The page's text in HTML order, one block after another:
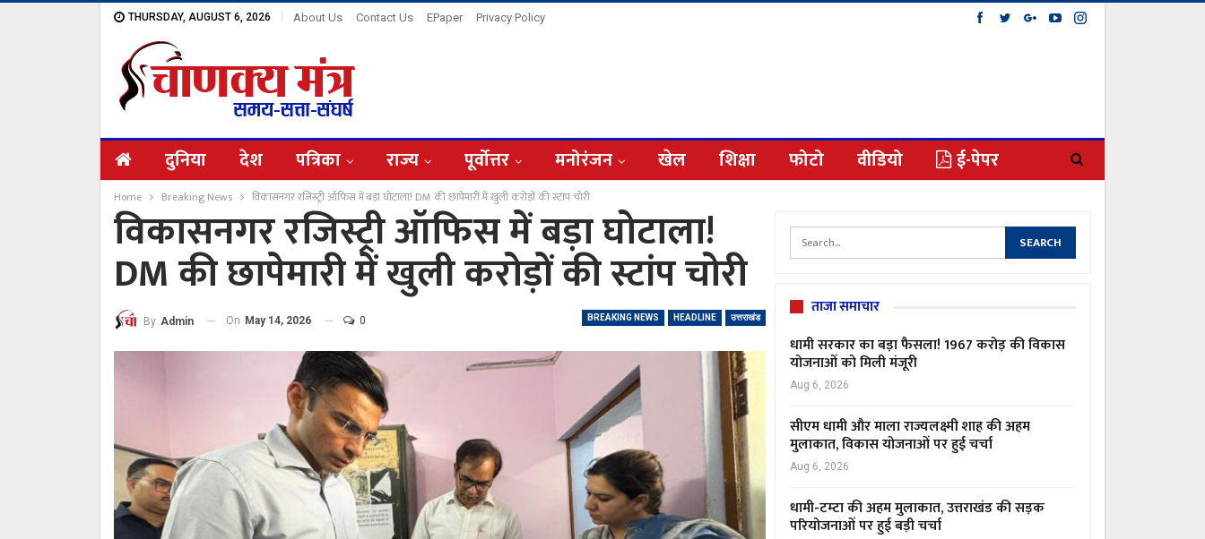
THURSDAY, AUGUST 6, 2026 About Us Contact Us EPaper Privacy Policy
दुनिया देश पत्रिका राज्य पूर्वोत्तर मनोरंजन खेल शिक्षा फोटो वीडियो ई-पेपर
Home Breaking News विकासनगर रजिस्ट्री ऑफिस में बड़ा घोटाला! DM की छापेमारी में खुली करोड़ों की स्टांप चोरी
विकासनगर रजिस्ट्री ऑफिस में बड़ा घोटाला!
DM की छापेमारी में खुली करोड़ों की स्टांप चोरी
BREAKING NEWS HEADLINE उत्तराखंड
By Admin On May 14, 2026 0
ताजा समाचार
धामी सरकार का बड़ा फैसला! 1967 करोड़ की विकास
योजनाओं को मिली मंजूरी
Aug 6, 2026
सीएम धामी और माला राज्यलक्ष्मी शाह की अहम
मुलाकात, विकास योजनाओं पर हुई चर्चा
Aug 6, 2026
धामी-टम्टा की अहम मुलाकात, उत्तराखंड की सड़क
परियोजनाओं पर हुई बड़ी चर्चा